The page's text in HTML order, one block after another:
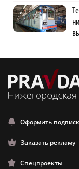
Оформить
Заказать рекламу
Спецпроекты